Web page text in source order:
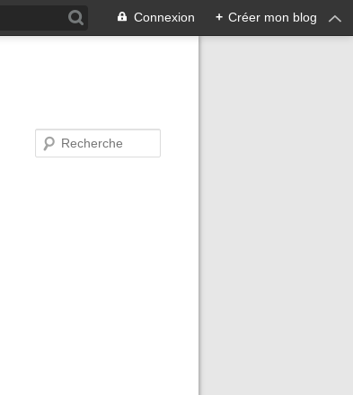
Connexion + Créer mon blog